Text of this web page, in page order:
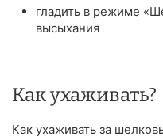
гладить в режиме
высыхания
Как ухаживать?
Как ухаживать за